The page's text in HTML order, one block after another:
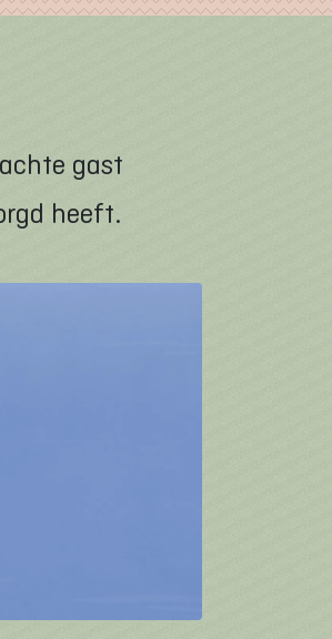
gast
heeft.